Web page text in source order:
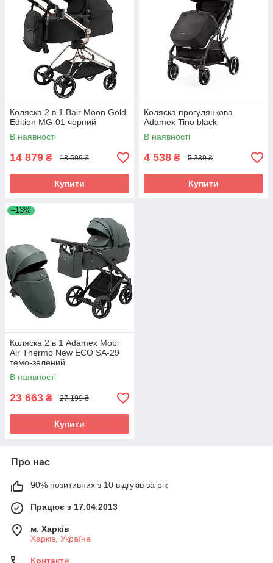
Коляска 2 в 1 Bair Moon Gold
Edition MG-01 чорний
В наявності
14 879 ₴ 18 599 ₴
Купити
Коляска прогулянкова
Adamex Tino black
В наявності
4 538 ₴ 5 339 ₴
Купити
–13%
Коляска 2 в 1 Adamex Mobi
Air Thermo New ECO SA-29
темо-зелений
В наявності
23 663 ₴ 27 199 ₴
Купити
Про нас
90% позитивних з 10 відгуків за рік
Працює з 17.04.2013
м. Харків
Харків, Україна
Контакти